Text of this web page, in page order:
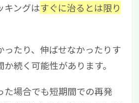
キングはすぐに治るとは限り
ったり、伸ばせなかったりす
続く可能性があります。
た場合でも短期間での再発